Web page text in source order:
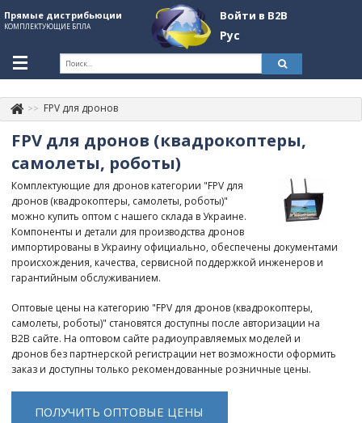
Прямые дистрибьюции
КОМПЛЕКТУЮЩИЕ БПЛА
Войти в B2B
Рус
+380507774092 Контакты
Информация о компании
About Company
Обзоры
Категории
Бренды
Войти в B2B
Стать партнером
FPV для дронов
FPV для дронов (квадрокоптеры,
самолеты, роботы)
Комплектующие для дронов категории "FPV для
дронов (квадрокоптеры, самолеты, роботы)"
можно купить оптом с нашего склада в Украине.
Компоненты и детали для производства дронов
импортированы в Украину официально, обеспечены документами
происхождения, качества, сервисной поддержкой инженеров и
гарантийным обслуживанием.
Оптовые цены на категорию "FPV для дронов (квадрокоптеры,
самолеты, роботы)" становятся доступны после авторизации на
B2B сайте. На оптовом сайте радиоуправляемых моделей и
дронов без партнерской регистрации нет возможности оформить
заказ и доступны только рекомендованные розничные цены.
ПОЛУЧИТЬ ОПТОВЫЕ ЦЕНЫ